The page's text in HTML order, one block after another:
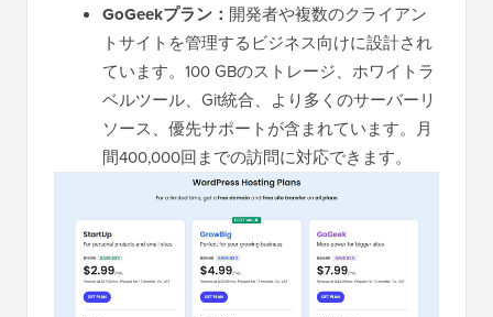
GoGeekプラン： 開発者や複数のクライアン
トサイトを管理するビジネス向けに設計され
ています。100 GBのストレージ、ホワイトラ
ベルツール、Git統合、より多くのサーバーリ
ソース、優先サポートが含まれています。月
間400,000回までの訪問に対応できます。